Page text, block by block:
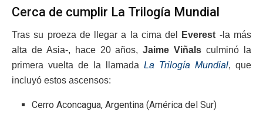
Cerca de cumplir La Trilogía Mundial
Tras su proeza de llegar a la cima del Everest -la más
alta de Asia-, hace 20 años,Jaime Viñals culminó la
primera vuelta de la llamada La Trilogía Mundial, que
incluyó estos ascensos:
Cerro Aconcagua, Argentina (América del Sur)